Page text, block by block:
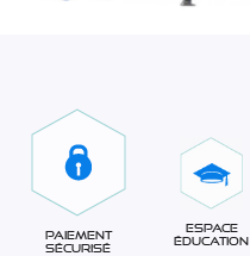
Paiement
sécurisé
Espace
éducation